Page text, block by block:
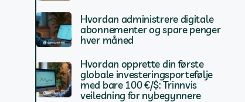
Hvordan administrere digitale
abonnementer og spare penger
hver måned
Hvordan opprette din første
globale investeringsportefølje
med bare 100 €/$: Trinnvis
veiledning for nybegynnere